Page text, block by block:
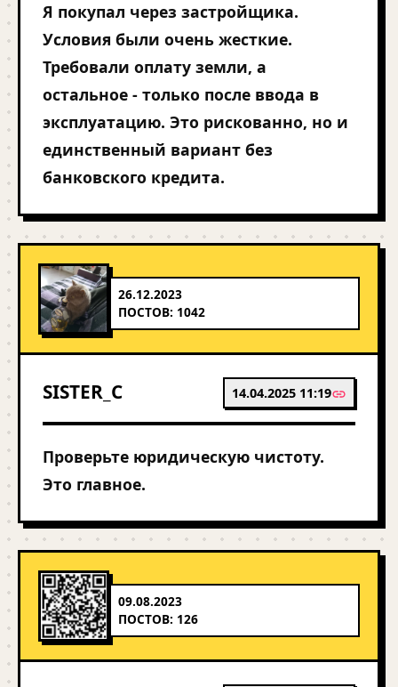
Я покупал через застройщика.
Условия были очень жесткие.
Требовали оплату земли, а
остальное - только после ввода в
эксплуатацию. Это рискованно, но и
единственный вариант без
банковского кредита.
26.12.2023
ПОСТОВ: 1042
SISTER_C 14.04.2025 11:19
Проверьте юридическую чистоту.
Это главное.
09.08.2023
ПОСТОВ: 126